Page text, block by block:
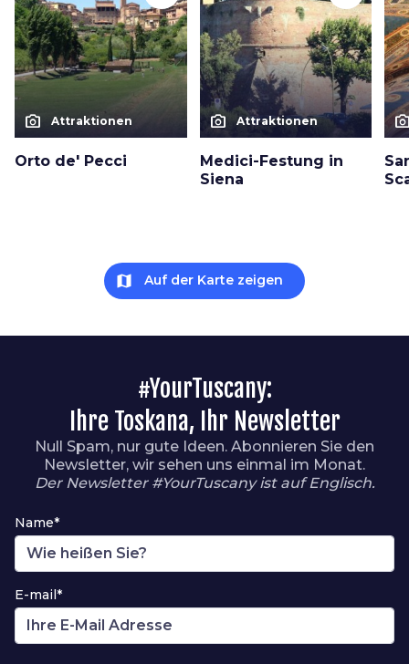
photo_camera Attraktionen
Orto de' Pecci
photo_camera Attraktionen
Medici-Festung in
Siena
map Auf der Karte zeigen
#YourTuscany:
Ihre Toskana, Ihr Newsletter
Null Spam, nur gute Ideen. Abonnieren Sie den
Newsletter, wir sehen uns einmal im Monat.
Der Newsletter #YourTuscany ist auf Englisch.
Name*
E-mail*